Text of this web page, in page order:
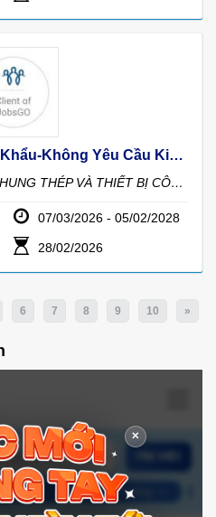
Nhân Viên Hỗ Trợ Xuất Khẩu-Không Yêu Cầu Kinh Nghiệm
CÔNG TY CỔ PHẦN NHÀ KHUNG THÉP VÀ THIẾT BỊ CÔNG NGHIỆP
07/03/2026 - 05/02/2028
28/02/2026
6 7 8 9 10 »